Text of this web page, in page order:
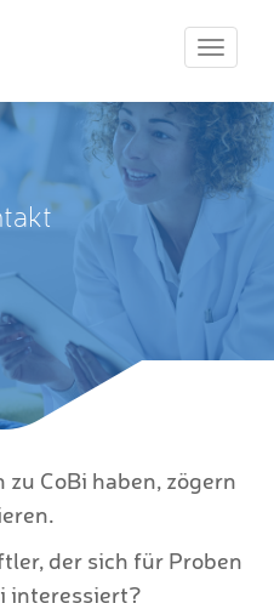
T
o
g
g
l
e
n
a
i
CoBi haben, zögern
der sich für Proben
interessiert?